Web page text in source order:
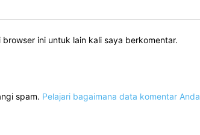
ini untuk lain kali saya berkomentar.
spam. Pelajari bagaimana data komentar Anda